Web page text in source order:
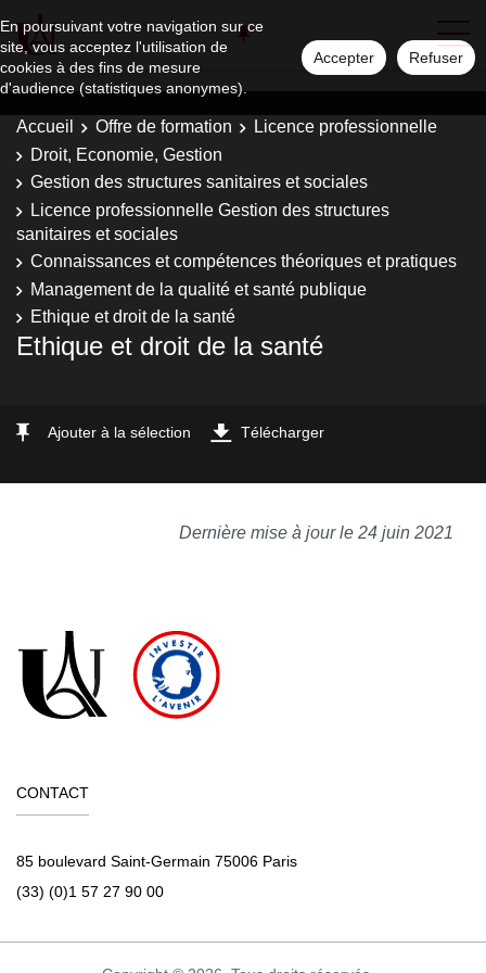
En poursuivant votre navigation sur ce
site, vous acceptez l'utilisation de
cookies à des fins de mesure
d'audience (statistiques anonymes).
Accepter Refuser
Accueil Offre de formation
Licence professionnelle
Droit, Economie, Gestion
Gestion des structures sanitaires et sociales
Licence professionnelle Gestion des structures
sanitaires et sociales
Connaissances et compétences théoriques et pratiques
Management de la qualité et santé publique
Ethique et droit de la santé
Ethique et droit de la santé
Ajouter à la sélection Télécharger
Dernière mise à jour le 24 juin 2021
CONTACT
85 boulevard Saint-Germain 75006 Paris
(33) (0)1 57 27 90 00